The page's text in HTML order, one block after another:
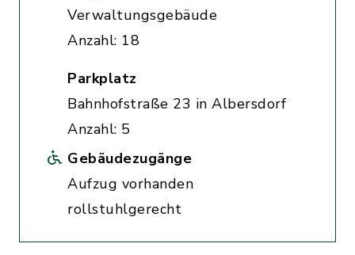
Verwaltungsgebäude
Anzahl: 18
Parkplatz
Bahnhofstraße 23 in Albersdorf
Anzahl: 5
Gebäudezugänge
Aufzug vorhanden
rollstuhlgerecht